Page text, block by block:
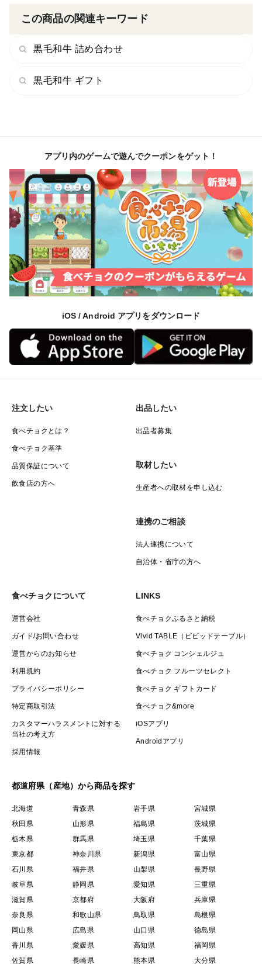
この商品の関連キーワード
黒毛和牛 詰め合わせ
黒毛和牛 ギフト
アプリ内のゲームで遊んでクーポンをゲット！
iOS / Android アプリをダウンロード
注文したい
食べチョクとは？
食べチョク基準
品質保証について
飲食店の方へ
出品したい
出品者募集
取材したい
生産者への取材を申し込む
連携のご相談
法人連携について
自治体・省庁の方へ
食べチョクについて
運営会社
ガイド/お問い合わせ
運営からのお知らせ
利用規約
プライバシーポリシー
特定商取引法
カスタマーハラスメントに対する
当社の考え方
採用情報
LINKS
食べチョクふるさと納税
Vivid TABLE（ビビッドテーブル）
食べチョク コンシェルジュ
食べチョク フルーツセレクト
食べチョク ギフトカード
食べチョク&more
iOSアプリ
Androidアプリ
都道府県（産地）から商品を探す
北海道 青森県 岩手県
宮城県
秋田県
山形県 福島県
茨城県
栃木県
群馬県 埼玉県
千葉県
東京都
神奈川県 新潟県
富山県
石川県
福井県 山梨県
長野県
岐阜県
静岡県 愛知県
三重県
滋賀県
京都府 大阪府
兵庫県
奈良県
和歌山県 鳥取県
島根県
岡山県
広島県 山口県
徳島県
香川県
愛媛県 高知県
福岡県
佐賀県
長崎県 熊本県 大分県